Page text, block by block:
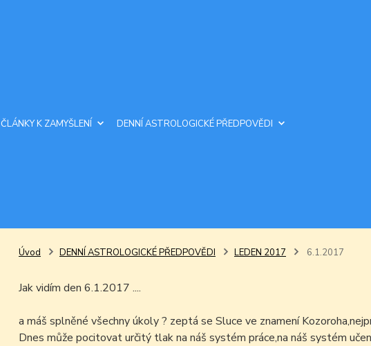
ČLÁNKY K ZAMYŠLENÍ DENNÍ ASTROLOGICKÉ PŘEDPOVĚDI
Úvod DENNÍ ASTROLOGICKÉ PŘEDPOVĚDI LEDEN 2017 6.1.2017
Jak vidím den 6.1.2017 ....
a máš splněné všechny úkoly ? zeptá se Sluce ve znamení
Dnes může pocitovat určitý tlak na náš systém práce,na náš systém